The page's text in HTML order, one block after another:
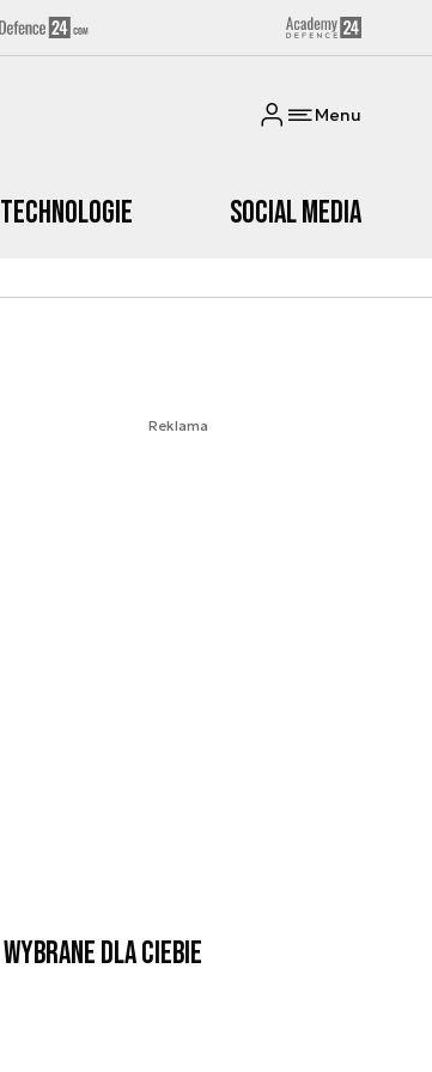
Menu
Technologie Social media
Reklama
Wybrane dla Ciebie